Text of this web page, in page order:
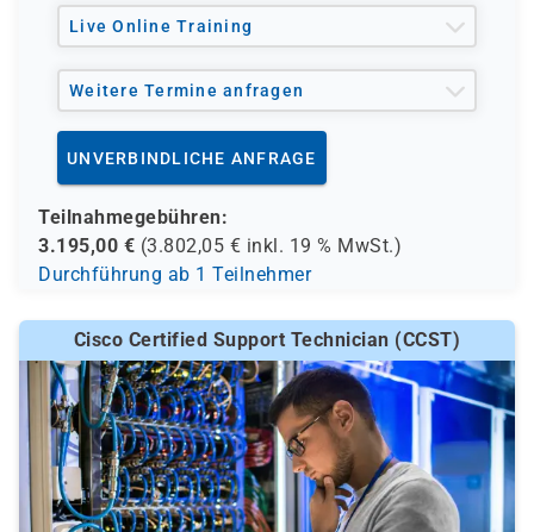
Live Online Training
Weitere Termine anfragen
UNVERBINDLICHE ANFRAGE
Teilnahmegebühren:
3.195,00 € (3.802,05 € inkl. 19 % MwSt.)
Durchführung ab 1 Teilnehmer
Cisco Certified Support Technician (CCST)